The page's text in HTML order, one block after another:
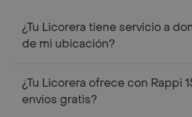
¿Tu Licorera tiene servicio a
de mi ubicación?
¿Tu Licorera ofrece con Rappi
envíos gratis?